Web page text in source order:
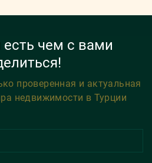
чем с вами
проверенная и актуальная
недвижимости в Турции